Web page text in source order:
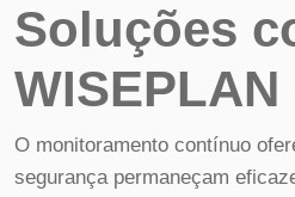
Soluções
WISEPLAN
O monitoramento contínuo
segurança permaneçam